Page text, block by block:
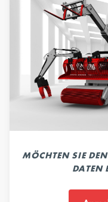
MÖCHTEN SIE
DATEN